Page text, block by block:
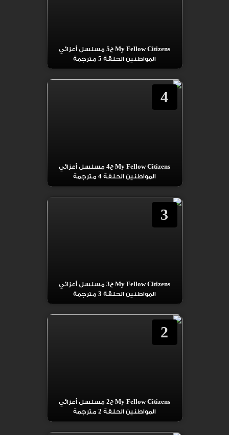
My Fellow Citizens ح5 مسلسل أعزائي
المواطنين الحلقة 5 مترجمة
4
My Fellow Citizens ح4 مسلسل أعزائي
المواطنين الحلقة 4 مترجمة
3
My Fellow Citizens ح3 مسلسل أعزائي
المواطنين الحلقة 3 مترجمة
2
My Fellow Citizens ح2 مسلسل أعزائي
المواطنين الحلقة 2 مترجمة